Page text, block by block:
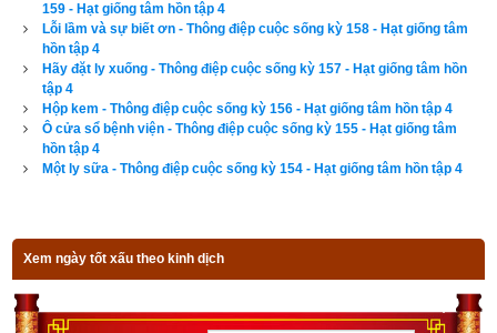
khác.
Lịch vạn niên - Chọn giờ tốt ngày đẹp
Giờ khởi sự
159 - Hạt giống tâm hồn tập 4
Lỗi lầm và sự biết ơn - Thông điệp cuộc sống kỳ 158 - Hạt giống tâm
hồn tập 4
Hãy đặt ly xuống - Thông điệp cuộc sống kỳ 157 - Hạt giống tâm hồn
tập 4
Hộp kem - Thông điệp cuộc sống kỳ 156 - Hạt giống tâm hồn tập 4
Ô cửa sổ bệnh viện - Thông điệp cuộc sống kỳ 155 - Hạt giống tâm
hồn tập 4
Một ly sữa - Thông điệp cuộc sống kỳ 154 - Hạt giống tâm hồn tập 4
Xem ngày tốt xấu theo kinh dịch